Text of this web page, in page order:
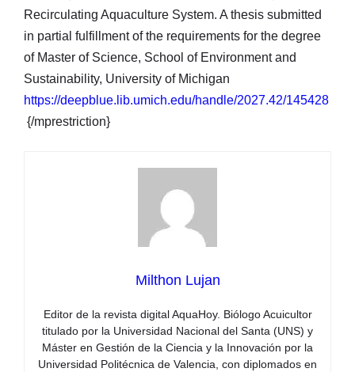
Recirculating Aquaculture System. A thesis submitted
in partial fulfillment of the requirements for the degree
of Master of Science, School of Environment and
Sustainability, University of Michigan
https://deepblue.lib.umich.edu/handle/2027.42/145428
{/mprestriction}
Milthon Lujan
Editor de la revista digital AquaHoy. Biólogo Acuicultor
titulado por la Universidad Nacional del Santa (UNS) y
Máster en Gestión de la Ciencia y la Innovación por la
Universidad Politécnica de Valencia, con diplomados en